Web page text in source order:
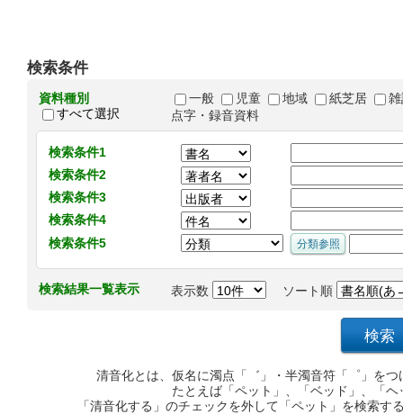
検索条件
資料種別
すべて選択
一般 児童 地域 紙芝居
点字・録音資料
検索条件1
検索条件2
検索条件3
検索条件4
検索条件5
検索結果一覧表示 表示数 ソート順
清音化とは、仮名に濁点「゛」・半濁音符「゜」を
たとえば「ペット」、「ベッド」、「
「清音化する」のチェックを外して「ペット」を検索